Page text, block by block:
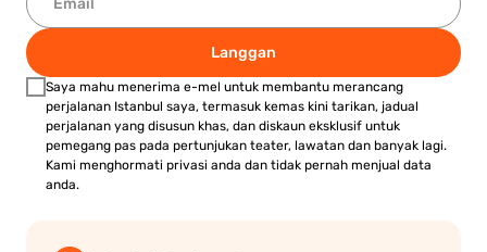
Langgan
Saya mahu menerima e-mel untuk membantu merancang
perjalanan Istanbul saya, termasuk kemas kini tarikan, jadual
perjalanan yang disusun khas, dan diskaun eksklusif untuk
pemegang pas pada pertunjukan teater, lawatan dan banyak lagi.
Kami menghormati privasi anda dan tidak pernah menjual data
anda.